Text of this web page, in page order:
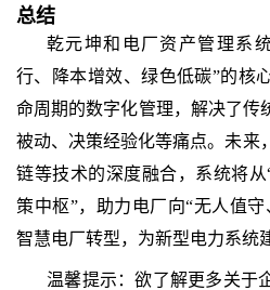
总结
乾元坤和 电厂资产管理系
行、降本增效、绿色低碳”的核
命周期的数字化管理，解决了传
被动、决策经验化等痛点。未来
链等技术的深度融合，系统将
策中枢”，助力电厂向“无人值
智慧电厂转型，为新型电力系统
温馨提示：欲了解更多关于